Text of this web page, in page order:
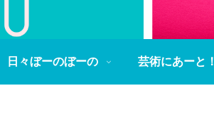
日々ぼーのぼーの 芸術にあーと！